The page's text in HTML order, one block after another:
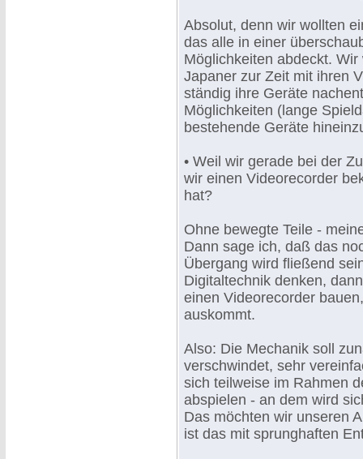
Absolut, denn wir wollten
das alle in einer
Möglichkeiten abdeckt.
Japaner zur Zeit mit ihren
ständig ihre Geräte
Möglichkeiten (lange
bestehende Geräte
• Weil wir gerade bei der
wir einen Videorecorder
hat?
Ohne bewegte Teile -
Dann sage ich, daß das
Übergang wird fließend
Digitaltechnik denken,
einen Videorecorder
auskommt.
Also: Die Mechanik soll
verschwindet, sehr
sich teilweise im Rahmen
abspielen - an dem wird
Das möchten wir unseren
ist das mit sprunghaften